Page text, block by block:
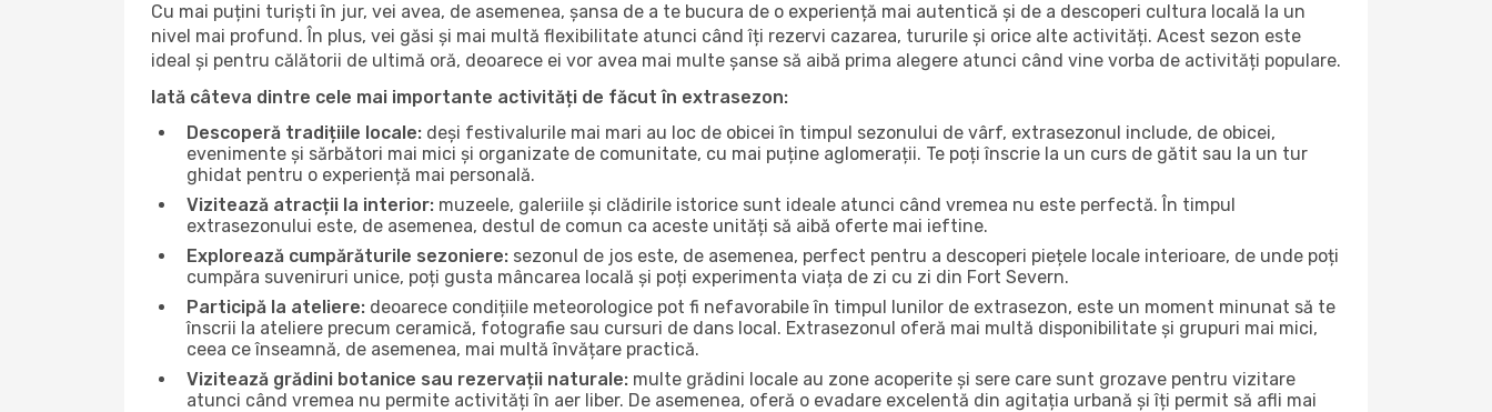
Cu mai puțini turiști în jur, vei avea, de asemenea, șansa de a te bucura de o experiență mai autentică și de a descoperi cultura locală la un
nivel mai profund. În plus, vei găsi și mai multă flexibilitate atunci când îți rezervi cazarea, tururile și orice alte activități. Acest sezon este
ideal și pentru călătorii de ultimă oră, deoarece ei vor avea mai multe șanse să aibă prima alegere atunci când vine vorba de activități populare.
Iată câteva dintre cele mai importante activități de făcut în extrasezon:
Descoperă tradițiile locale: deși festivalurile mai mari au loc de obicei în timpul sezonului de vârf, extrasezonul include, de obicei,
evenimente și sărbători mai mici și organizate de comunitate, cu mai puține aglomerații. Te poți înscrie la un curs de gătit sau la un tur
ghidat pentru o experiență mai personală.
Vizitează atracții la interior: muzeele, galeriile și clădirile istorice sunt ideale atunci când vremea nu este perfectă. În timpul
extrasezonului este, de asemenea, destul de comun ca aceste unități să aibă oferte mai ieftine.
Explorează cumpărăturile sezoniere: sezonul de jos este, de asemenea, perfect pentru a descoperi piețele locale interioare, de unde poți
cumpăra suveniruri unice, poți gusta mâncarea locală și poți experimenta viața de zi cu zi din Fort Severn.
Participă la ateliere: deoarece condițiile meteorologice pot fi nefavorabile în timpul lunilor de extrasezon, este un moment minunat să te
înscrii la ateliere precum ceramică, fotografie sau cursuri de dans local. Extrasezonul oferă mai multă disponibilitate și grupuri mai mici,
ceea ce înseamnă, de asemenea, mai multă învățare practică.
Vizitează grădini botanice sau rezervații naturale: multe grădini locale au zone acoperite și sere care sunt grozave pentru vizitare
atunci când vremea nu permite activități în aer liber. De asemenea, oferă o evadare excelentă din agitația urbană și îți permit să afli mai